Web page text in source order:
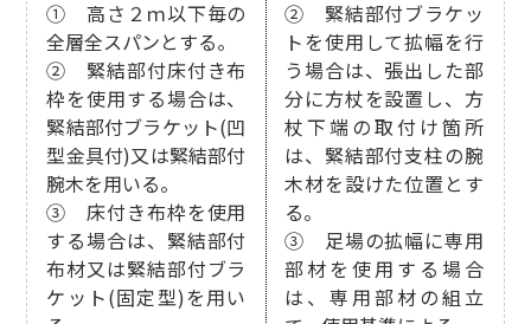
① 高さ２ｍ以下毎の
全層全スパンとする。
② 緊結部付床付き布
枠を使用する場合は、
緊結部付ブラケット(凹
型金具付)又は緊結部付
腕木を用いる。
③ 床付き布枠を使用
する場合は、緊結部付
布材又は緊結部付ブラ
ケット(固定型)を用い
② 緊結部付ブラケッ
トを使用して拡幅を行
う場合は、張出した部
分に方杖を設置し、方
杖下端の取付け箇所
は、緊結部付支柱の腕
木材を設けた位置とす
る。
③ 足場の拡幅に専用
部材を使用する場合
は、専用部材の組立